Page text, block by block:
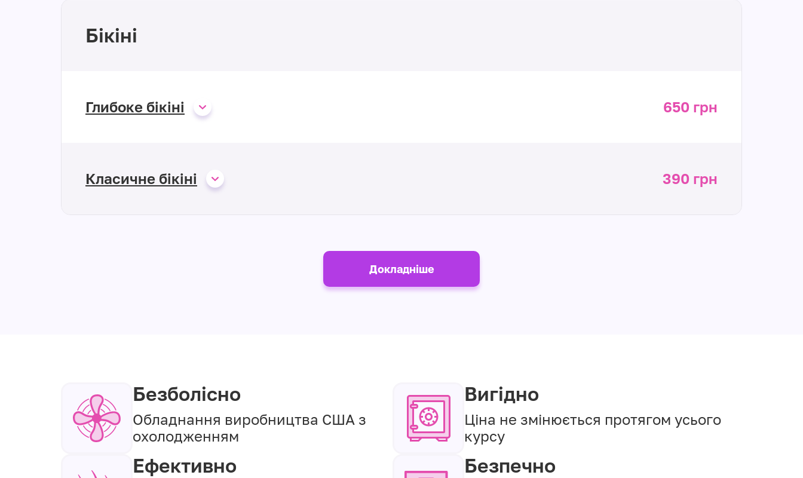
Бікіні
Глибоке бікіні 650 грн
Класичне бікіні 390 грн
Докладніше
Безболісно
Обладнання виробництва США з
охолодженням
Вигідно
Ціна не змінюється протягом усього
курсу
Ефективно Безпечно